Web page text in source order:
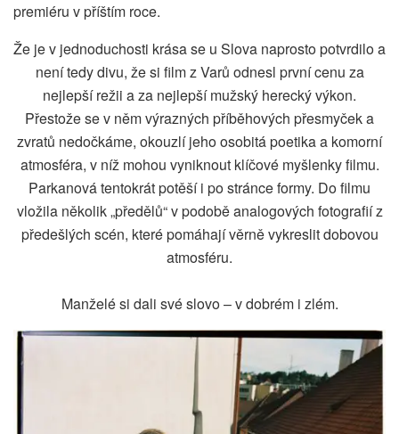
premiéru v příštím roce.
Že je v jednoduchosti krása se u Slova naprosto potvrdilo a
není tedy divu, že si film z Varů odnesl první cenu za
nejlepší režii a za nejlepší mužský herecký výkon.
Přestože se v něm výrazných příběhových přesmyček a
zvratů nedočkáme, okouzlí jeho osobitá poetika a komorní
atmosféra, v níž mohou vyniknout klíčové myšlenky filmu.
Parkanová tentokrát potěší i po stránce formy. Do filmu
vložila několik „předělů“ v podobě analogových fotografií z
předešlých scén, které pomáhají věrně vykreslit dobovou
atmosféru.
Manželé si dali své slovo – v dobrém i zlém.